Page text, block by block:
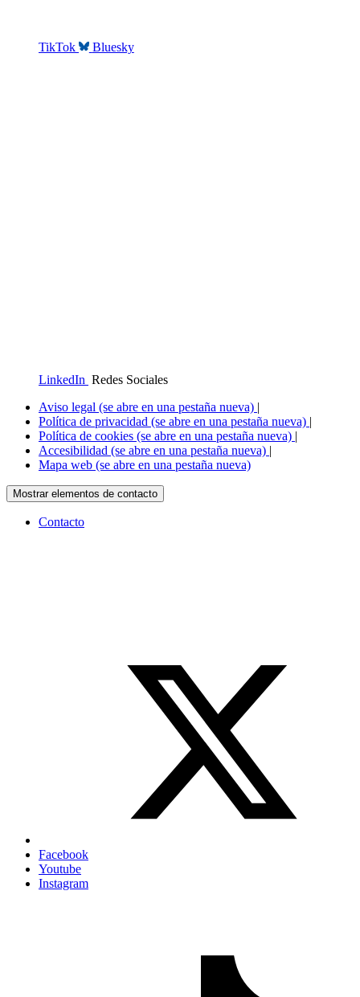
TikTok Bluesky
LinkedIn Redes Sociales
Aviso legal (se abre en una pestaña nueva) |
Política de privacidad (se abre en una pestaña nueva) |
Política de cookies (se abre en una pestaña nueva) |
Accesibilidad (se abre en una pestaña nueva) |
Mapa web (se abre en una pestaña nueva)
Mostrar elementos de contacto
Contacto
Facebook
Youtube
Instagram